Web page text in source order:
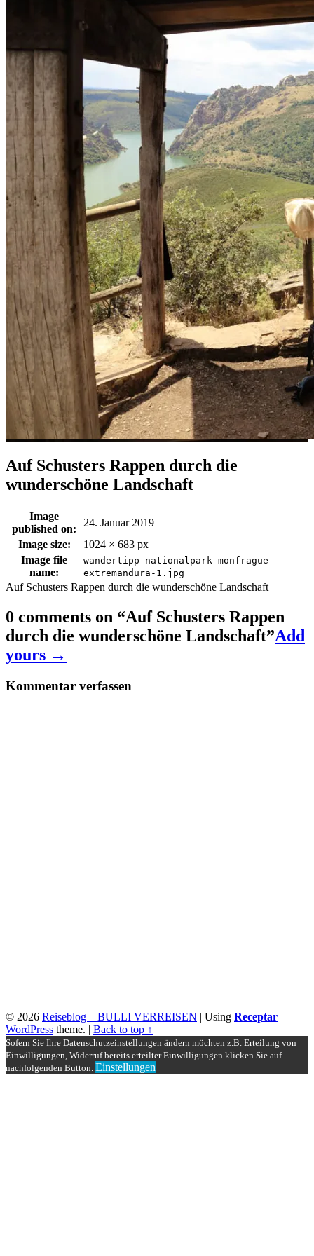
Auf Schusters Rappen durch die
wunderschöne Landschaft
Image
published on:
24. Januar 2019
Image size:
1024 × 683 px
Image file
name:
wandertipp-nationalpark-monfragüe-
extremandura-1.jpg
Auf Schusters Rappen durch die wunderschöne Landschaft
0 comments on “Auf Schusters Rappen
durch die wunderschöne Landschaft”Add
yours →
Kommentar verfassen
© 2026 Reiseblog – BULLI VERREISEN | Using Receptar
WordPress theme. | Back to top ↑
Sofern Sie Ihre Datenschutzeinstellungen ändern möchten z.B. Erteilung von
Einwilligungen, Widerruf bereits erteilter Einwilligungen klicken Sie auf
nachfolgenden Button. Einstellungen